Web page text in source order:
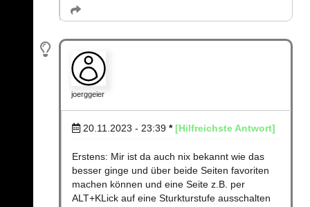
joerggeier
20.11.2023 - 23:39 * [Hilfreichste Antwort]
Erstens: Mir ist da auch nix bekannt wie das
besser ginge und über beide Seiten favoriten
machen können und eine Seite z.B. per
ALT+KLick auf eine Sturkturstufe ausschalten